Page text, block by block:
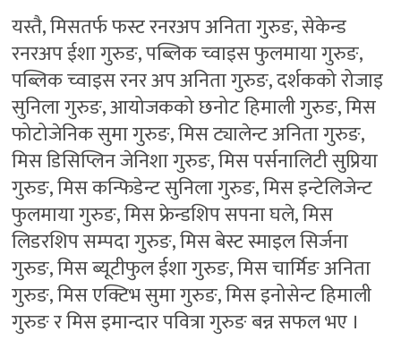
यस्तै, मिसतर्फ फस्ट रनरअप अनिता गुरुङ, सेकेन्ड
रनरअप ईशा गुरुङ, पब्लिक च्वाइस फुलमाया गुरुङ,
पब्लिक च्वाइस रनर अप अनिता गुरुङ, दर्शकको रोजाइ
सुनिला गुरुङ, आयोजकको छनोट हिमाली गुरुङ, मिस
फोटोजेनिक सुमा गुरुङ, मिस ट्यालेन्ट अनिता गुरुङ,
मिस डिसिप्लिन जेनिशा गुरुङ, मिस पर्सनालिटी सुप्रिया
गुरुङ, मिस कन्फिडेन्ट सुनिला गुरुङ, मिस इन्टेलिजेन्ट
फुलमाया गुरुङ, मिस फ्रेन्डशिप सपना घले, मिस
लिडरशिप सम्पदा गुरुङ, मिस बेस्ट स्माइल सिर्जना
गुरुङ, मिस ब्यूटीफुल ईशा गुरुङ, मिस चार्मिङ अनिता
गुरुङ, मिस एक्टिभ सुमा गुरुङ, मिस इनोसेन्ट हिमाली
गुरुङ र मिस इमान्दार पवित्रा गुरुङ बन्न सफल भए ।